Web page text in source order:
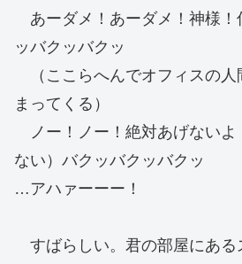
あーダメ！あーダメ！神様！
ッバクッバクッ
（ここらへんでオフィスの人
まってくる）
ノー！ノー！絶対あげないよ
ない）バクッバクッバクッ
…アハァーーー！
すばらしい。君の部屋にある